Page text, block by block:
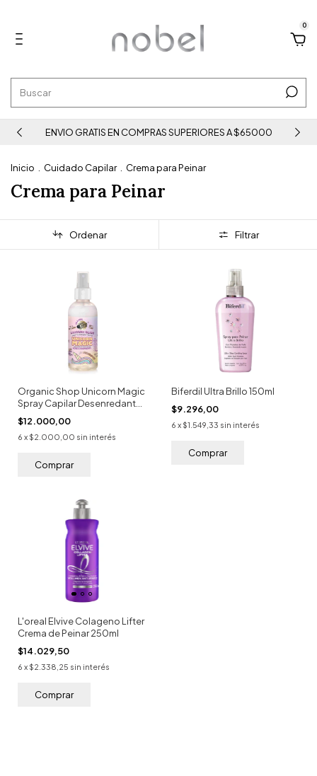
0
ENVIO GRATIS EN COMPRAS SUPERIORES A $65000
Inicio Cuidado Capilar Crema para Peinar
Crema para Peinar
Ordenar Filtrar
Organic Shop Unicorn Magic
Spray Capilar Desenredante
500ml
$12.000,00
6 x $2.000,00 sin interés
Biferdil Ultra Brillo 150ml
$9.296,00
6 x $1.549,33 sin interés
L'oreal Elvive Colageno Lifter
Crema de Peinar 250ml
$14.029,50
6 x $2.338,25 sin interés